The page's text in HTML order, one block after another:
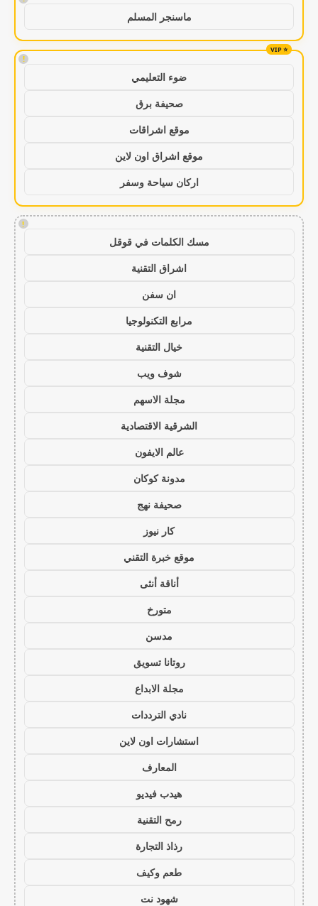
ماسنجر المسلم
!
ضوء التعليمي
صحيفة برق
موقع اشراقات
موقع اشراق اون لاين
اركان سياحة وسفر
!
مسك الكلمات في قوقل
اشراق التقنية
ان سفن
مرابع التكنولوجيا
خيال التقنية
شوف ويب
مجلة الاسهم
الشرقية الاقتصادية
عالم الايفون
مدونة كوكان
صحيفة نهج
كار نيوز
موقع خبرة التقني
أناقة أنثى
متورخ
مدسن
روتانا تسويق
مجلة الابداع
نادي الترددات
استشارات اون لاين
المعارف
هيدب فيديو
رمح التقنية
رذاذ التجارة
طعم وكيف
شهود نت